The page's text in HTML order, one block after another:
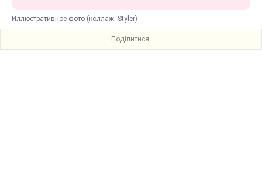
Иллюстративное фото (коллаж: Styler)
Поділитися: